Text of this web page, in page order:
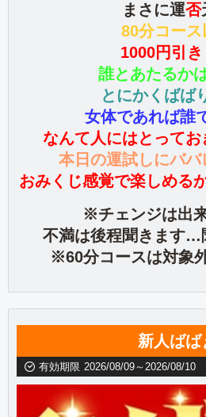
まさに運否
80分コース
1000円引き
誰とあたるか
とにかくばば
女体であれば誰
なんて人にはとって
本日の運試しにババ
おみくじ感覚で楽しめる
※チェンジは出来
不満は後程聞きます…
※60分コースは対象
新人ばば
有効期限 2026/08/09～2026/08/10